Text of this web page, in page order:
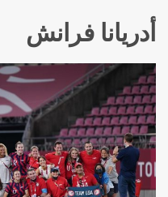
أدريانا فرانش